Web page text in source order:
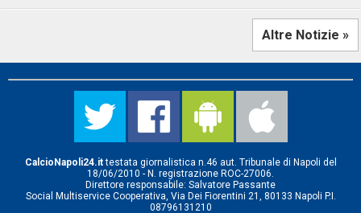
Altre Notizie »
CalcioNapoli24.ittestata giornalistica n.46 aut. Tribunale di Napoli del
18/06/2010 - N. registrazione ROC-27006.
Direttore responsabile: Salvatore Passante
Social Multiservice Cooperativa, Via Dei Fiorentini 21, 80133 Napoli P.I.
08796131210